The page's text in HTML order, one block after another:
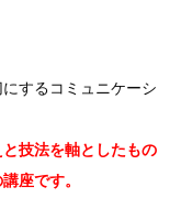
するコミュニケーシ
技法を軸としたもの
座です。